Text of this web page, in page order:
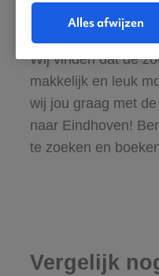
Fuerteventura
Wij vinden dat de
makkelijk en leuk
wij jou graag met
naar Eindhoven!
te zoeken en
Vergelijk
Alles afwijzen